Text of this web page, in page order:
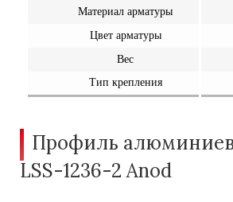
Материал арматуры
Цвет арматуры
Вес
Тип крепления
Профиль
LSS-1236-2 Anod